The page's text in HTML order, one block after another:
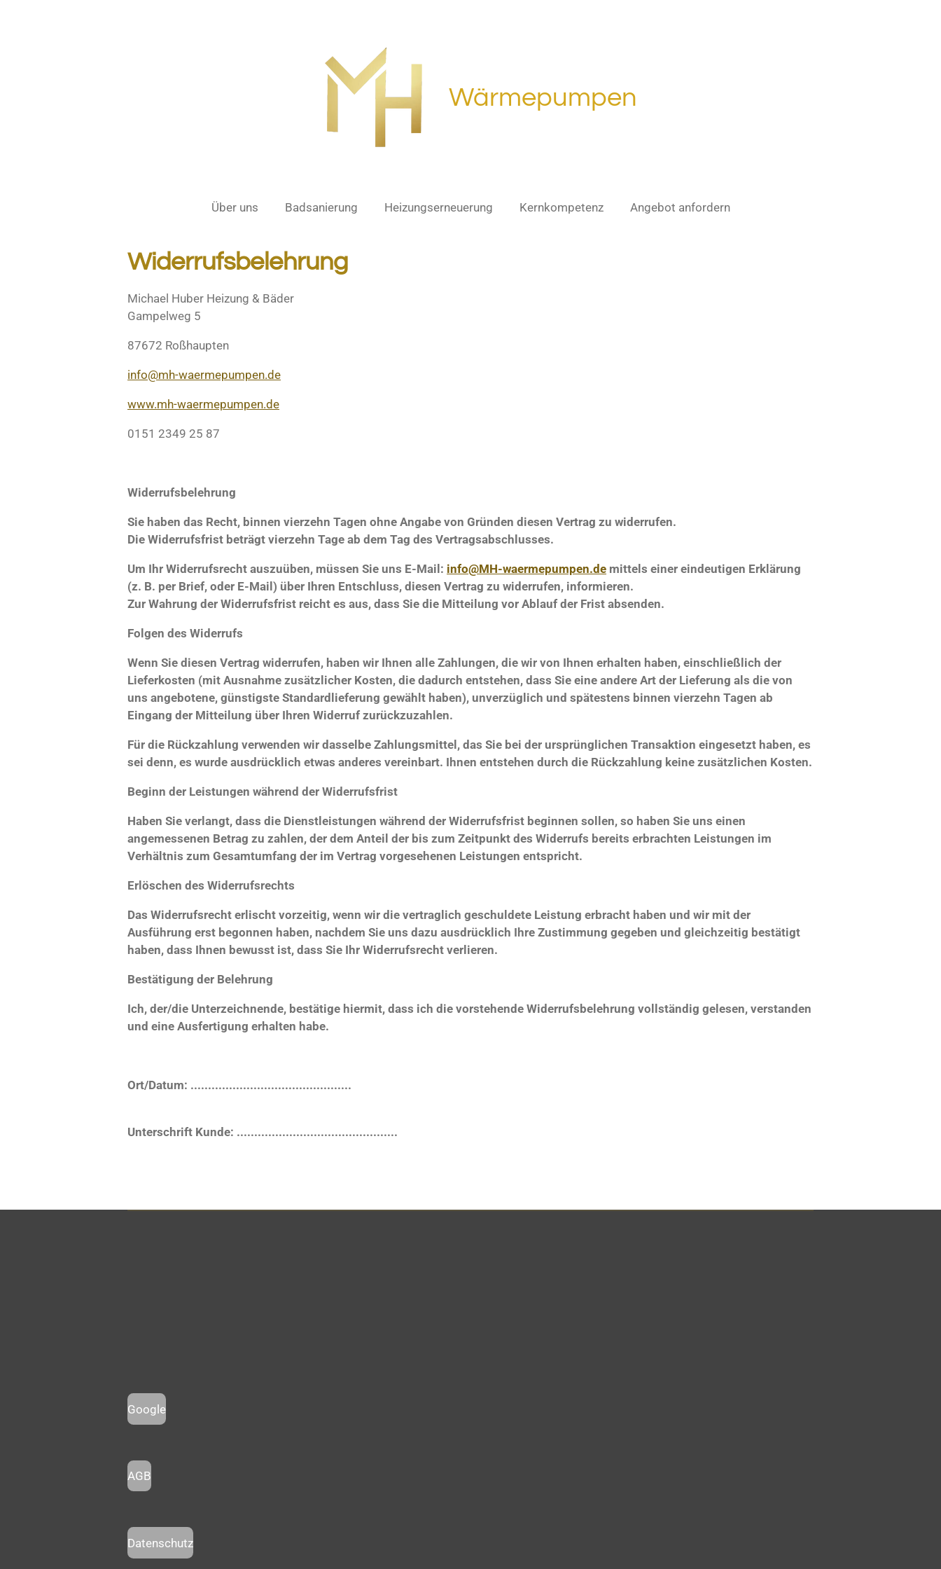
Wärmepumpen
Über uns Badsanierung Heizungserneuerung Kernkompetenz Angebot anfordern
Widerrufsbelehrung
Michael Huber Heizung & Bäder
Gampelweg 5
87672 Roßhaupten
info@mh-waermepumpen.de
www.mh-waermepumpen.de
0151 2349 25 87
Widerrufsbelehrung
Sie haben das Recht, binnen vierzehn Tagen ohne Angabe von Gründen diesen Vertrag zu widerrufen.
Die Widerrufsfrist beträgt vierzehn Tage ab dem Tag des Vertragsabschlusses.
Um Ihr Widerrufsrecht auszuüben, müssen Sie uns E-Mail: info@MH-waermepumpen.de mittels einer eindeutigen Erklärung
(z. B. per Brief, oder E-Mail) über Ihren Entschluss, diesen Vertrag zu widerrufen, informieren.
Zur Wahrung der Widerrufsfrist reicht es aus, dass Sie die Mitteilung vor Ablauf der Frist absenden.
Folgen des Widerrufs
Wenn Sie diesen Vertrag widerrufen, haben wir Ihnen alle Zahlungen, die wir von Ihnen erhalten haben, einschließlich der
Lieferkosten (mit Ausnahme zusätzlicher Kosten, die dadurch entstehen, dass Sie eine andere Art der Lieferung als die von
uns angebotene, günstigste Standardlieferung gewählt haben), unverzüglich und spätestens binnen vierzehn Tagen ab
Eingang der Mitteilung über Ihren Widerruf zurückzuzahlen.
Für die Rückzahlung verwenden wir dasselbe Zahlungsmittel, das Sie bei der ursprünglichen Transaktion eingesetzt haben, es
sei denn, es wurde ausdrücklich etwas anderes vereinbart. Ihnen entstehen durch die Rückzahlung keine zusätzlichen Kosten.
Beginn der Leistungen während der Widerrufsfrist
Haben Sie verlangt, dass die Dienstleistungen während der Widerrufsfrist beginnen sollen, so haben Sie uns einen
angemessenen Betrag zu zahlen, der dem Anteil der bis zum Zeitpunkt des Widerrufs bereits erbrachten Leistungen im
Verhältnis zum Gesamtumfang der im Vertrag vorgesehenen Leistungen entspricht.
Erlöschen des Widerrufsrechts
Das Widerrufsrecht erlischt vorzeitig, wenn wir die vertraglich geschuldete Leistung erbracht haben und wir mit der
Ausführung erst begonnen haben, nachdem Sie uns dazu ausdrücklich Ihre Zustimmung gegeben und gleichzeitig bestätigt
haben, dass Ihnen bewusst ist, dass Sie Ihr Widerrufsrecht verlieren.
Bestätigung der Belehrung
Ich, der/die Unterzeichnende, bestätige hiermit, dass ich die vorstehende Widerrufsbelehrung vollständig gelesen, verstanden
und eine Ausfertigung erhalten habe.
Ort/Datum: ..............................................
Unterschrift Kunde: ..............................................
Google
AGB
Datenschutz